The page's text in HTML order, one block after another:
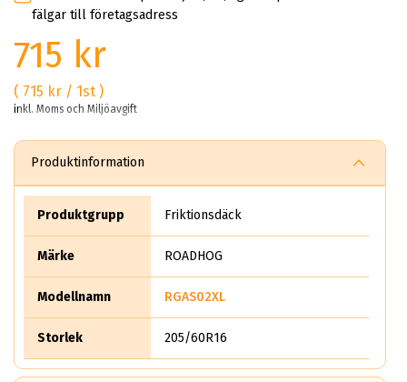
fälgar till företagsadress
715 kr
( 715 kr / 1st )
inkl. Moms och Miljöavgift
Produktinformation
Produktgrupp Friktionsdäck
Märke ROADHOG
Modellnamn RGAS02XL
Storlek 205/60R16